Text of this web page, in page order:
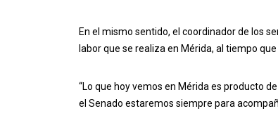
En el mismo sentido, el coordinador de los
labor que se realiza en Mérida, al tiempo
“Lo que hoy vemos en Mérida es producto
el Senado estaremos siempre para